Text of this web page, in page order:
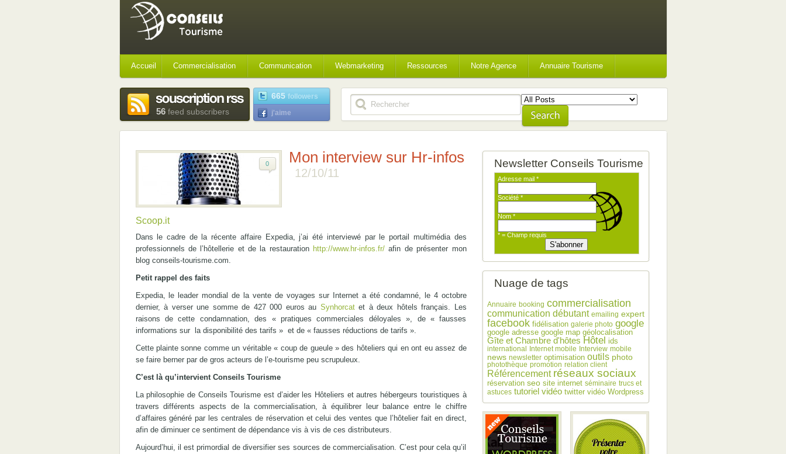
Accueil Commercialisation Communication Webmarketing Ressources Notre Agence Annuaire Tourisme
56 feed subscribers
665 followers
j'aime
0 Mon interview sur Hr-infos
12/10/11
Scoop.it
Dans le cadre de la récente affaire Expedia, j’ai été interviewé par le portail multimédia des
professionnels de l’hôtellerie et de la restauration http://www.hr-infos.fr/ afin de présenter mon
blog conseils-tourisme.com.
Petit rappel des faits
Expedia, le leader mondial de la vente de voyages sur Internet a été condamné, le 4 octobre
dernier, à verser une somme de 427 000 euros au Synhorcat et à deux hôtels français. Les
raisons de cette condamnation, des « pratiques commerciales déloyales », de « fausses
informations sur la disponibilité des tarifs » et de « fausses réductions de tarifs ».
Cette plainte sonne comme un véritable « coup de gueule » des hôteliers qui en ont eu assez de
se faire berner par de gros acteurs de l’e-tourisme peu scrupuleux.
C’est là qu’intervient Conseils Tourisme
La philosophie de Conseils Tourisme est d’aider les Hôteliers et autres hébergeurs touristiques à
travers différents aspects de la commercialisation, à équilibrer leur balance entre le chiffre
d’affaires généré par les centrales de réservation et celui des ventes que l’hôtelier fait en direct,
afin de diminuer ce sentiment de dépendance vis à vis de ces distributeurs.
Aujourd’hui, il est primordial de diversifier ses sources de commercialisation. C’est pour cela qu’il
Newsletter Conseils Tourisme
Adresse mail *
Société *
Nom *
* = Champ requis
Nuage de tags
Annuaire booking commercialisation
communication débutant emailing expert
facebook fidélisation galerie photo google
google adresse google map géolocalisation
Gîte et Chambre d'hôtes Hôtel ids
international Internet mobile Interview mobile
news newsletter optimisation outils photo
photothèque promotion relation client
Référencement réseaux sociaux
réservation seo site internet séminaire trucs et
astuces tutoriel vidéo twitter vidéo Wordpress